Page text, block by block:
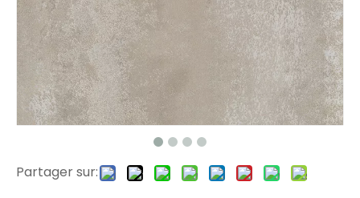
1176 planches de revêtement de sol en vinyle de surface 807-32 Dreaux de vinyle de surface Eir
Partager sur: